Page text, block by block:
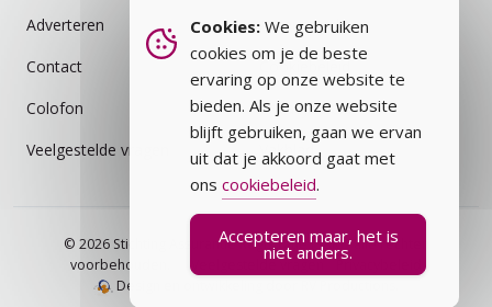
Adverteren
Contact
Colofon
Veelgestelde vragen
Auteursrecht
Cookiebeleid
Privacybeleid
Vakblad
© 2026 Stichting Assurantie Registratie (SAR) - alle rechten
voorbehouden.
Veelgestelde vragen
Privacybeleid
Design en ontwikkeling door RV Productions.
Cookies: We gebruiken
cookies om je de beste
ervaring op onze website te
bieden. Als je onze website
blijft gebruiken, gaan we ervan
uit dat je akkoord gaat met
ons cookiebeleid.
Accepteren maar, het is
niet anders.